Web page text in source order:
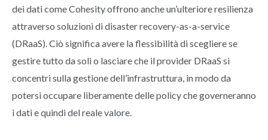
dei dati come Cohesity offrono anche un’ulteriore resilienza
attraverso soluzioni di disaster recovery-as-a-service
(DRaaS). Ciò significa avere la flessibilità di scegliere se
gestire tutto da soli o lasciare che il provider DRaaS si
concentri sulla gestione dell’infrastruttura, in modo da
potersi occupare liberamente delle policy che governeranno
i dati e quindi del reale valore.